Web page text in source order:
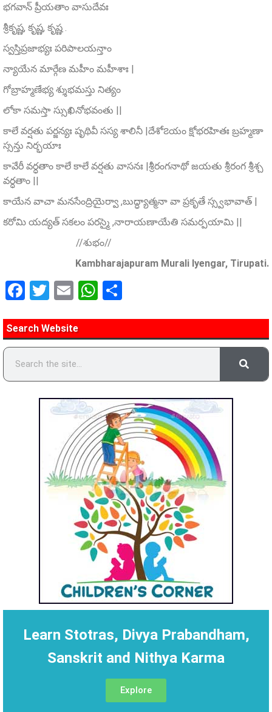
భగవాన్‌ ప్రీయతాం వాసుదేవః
శ్రీకృష్ణ, కృష్ణ, కృష్ణ .
స్వస్తిప్రజాభ్యః పరిపాలయన్తాం
న్యాయేన మార్గేణ మహీం మహీశాః |
గోబ్రాహ్మణేభ్య శ్శుభమస్తు నిత్యం
లోకా సమస్తా స్సుఖినోభవంతు ||
కాలే వర్షతు పర్జన్యః పృథివీ సస్య శాలినీ |దేశో౭యం క్షోభరహితః బ్రహ్మణా
స్సన్తు నిర్భయాః
కావేరీ వర్ధతాం కాలే కాలే వర్షతు వాసనః |శ్రీరంగనాథో జయతు శ్రీరంగ శ్రీశ్చ
వర్ధతాం ||
కాయేన వాచా మనసేంద్రియైర్వా ,బుద్ధ్యాత్మనా వా ప్రకృతే స్స్వభావాత్ |
కరోమి యద్యత్ సకలం పరస్మై ,నారాయణాయేతి సమర్పయామి ||
//శుభం//
Kambharajapuram Murali Iyengar, Tirupati.
Facebook
Twitter
EmailWhatsApp
Search Website
Learn Stotras, Divya Prabandham,
Sanskrit and Nithya Karma
Explore